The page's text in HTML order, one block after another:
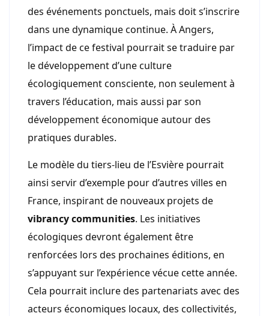
des événements ponctuels, mais doit s’inscrire
dans une dynamique continue. À Angers,
l’impact de ce festival pourrait se traduire par
le développement d’une culture
écologiquement consciente, non seulement à
travers l’éducation, mais aussi par son
développement économique autour des
pratiques durables.
Le modèle du tiers-lieu de l’Esvière pourrait
ainsi servir d’exemple pour d’autres villes en
France, inspirant de nouveaux projets de
vibrancy communities. Les initiatives
écologiques devront également être
renforcées lors des prochaines éditions, en
s’appuyant sur l’expérience vécue cette année.
Cela pourrait inclure des partenariats avec des
acteurs économiques locaux, des collectivités,